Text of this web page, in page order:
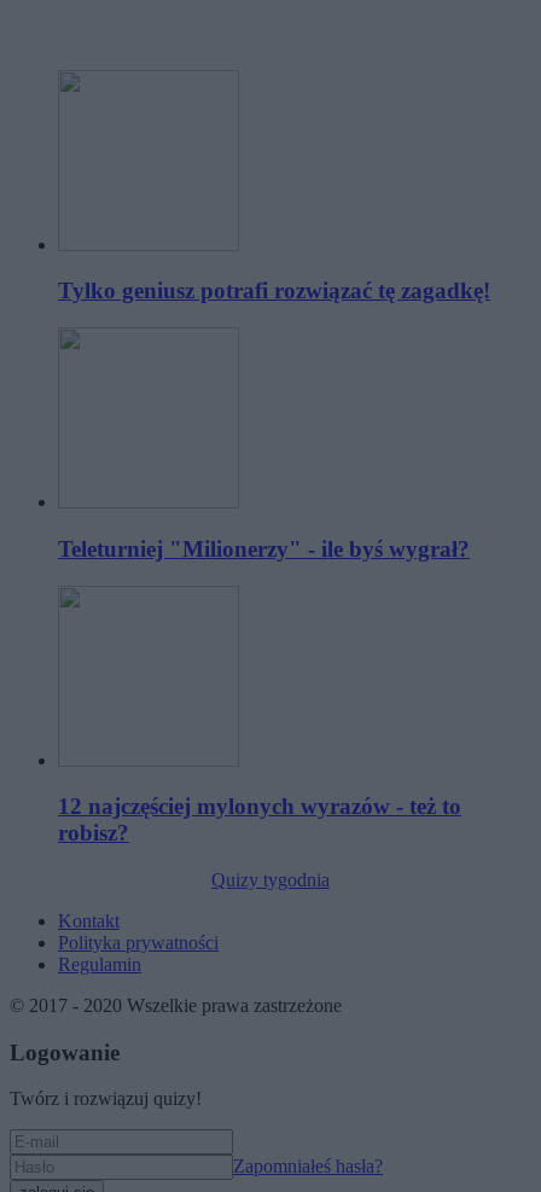
Tylko geniusz potrafi rozwiązać tę zagadkę!
Teleturniej "Milionerzy" - ile byś wygrał?
12 najczęściej mylonych wyrazów - też to
robisz?
Quizy tygodnia
Kontakt
Polityka prywatności
Regulamin
© 2017 - 2020 Wszelkie prawa zastrzeżone
Logowanie
Twórz i rozwiązuj quizy!
Zapomniałeś hasła?